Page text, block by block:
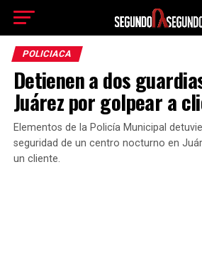
POLICIACA
Detienen a dos
Juárez por golpear a
Elementos de la Policía Municipal
seguridad de un centro nocturno en
un cliente.